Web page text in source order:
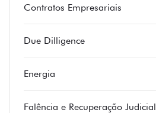
Contratos Empresariais
Due Dilligence
Energia
Falência e Recuperação Judicial